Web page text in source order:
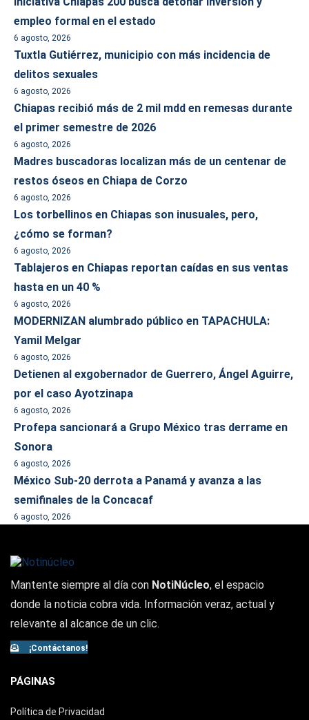
empleo formal en el estado
6 agosto, 2026
Tuxtla Gutiérrez, municipio con más incidencia de
delitos sexuales
6 agosto, 2026
Chiapas recibió más de 2 mil mdd en remesas durante
el primer semestre de 2026
6 agosto, 2026
Madres buscadoras localizan más de un centenar de
restos óseos en Chiapa de Corzo
6 agosto, 2026
Los torbellinos en Chiapas son inusuales, pero,
¿cómo se forman?
6 agosto, 2026
Tablajeros en Chiapas reportan caídas en sus ventas
hasta en un 40 %
6 agosto, 2026
MODERNIZAN alumbrado público en TAPACHULA:
Yamil Melgar
6 agosto, 2026
Detienen al exgobernador de Guerrero, Ángel Aguirre,
por el caso Ayotzinapa
6 agosto, 2026
Profepa sancionará a Grupo México tras derrame en
Sonora
6 agosto, 2026
México Sub-20 derrota a Panamá y avanza a las
semifinales de la Concacaf
6 agosto, 2026
Mantente siempre al día con NotiNúcleo, el espacio
donde la noticia cobra vida. Información veraz, actual y
relevante al alcance de un clic.
¡Contáctanos!
PÁGINAS
Política de Privacidad